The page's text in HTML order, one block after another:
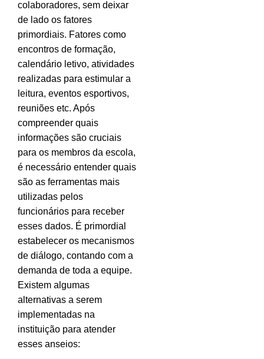
colaboradores, sem deixar
de lado os fatores
primordiais. Fatores como
encontros de formação,
calendário letivo, atividades
realizadas para estimular a
leitura, eventos esportivos,
reuniões etc. Após
compreender quais
informações são cruciais
para os membros da escola,
é necessário entender quais
são as ferramentas mais
utilizadas pelos
funcionários para receber
esses dados. É primordial
estabelecer os mecanismos
de diálogo, contando com a
demanda de toda a equipe.
Existem algumas
alternativas a serem
implementadas na
instituição para atender
esses anseios: